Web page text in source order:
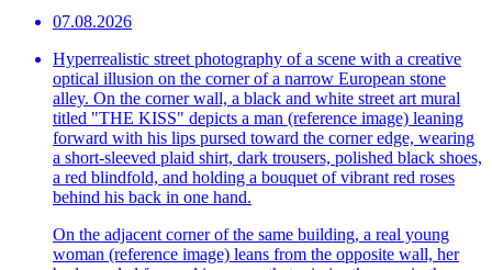
07.08.2026
Hyperrealistic street photography of a scene with a creative
optical illusion on the corner of a narrow European stone
alley. On the corner wall, a black and white street art mural
titled "THE KISS" depicts a man (reference image) leaning
forward with his lips pursed toward the corner edge, wearing
a short-sleeved plaid shirt, dark trousers, polished black shoes,
a red blindfold, and holding a bouquet of vibrant red roses
behind his back in one hand.
On the adjacent corner of the same building, a real young
woman (reference image) leans from the opposite wall, her